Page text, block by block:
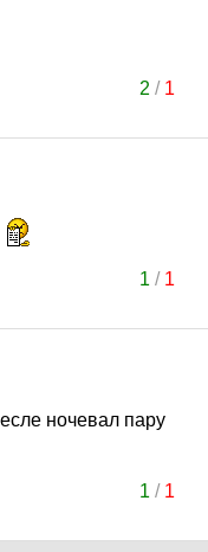
2 / 1
1 / 1
ночевал пару
1 / 1